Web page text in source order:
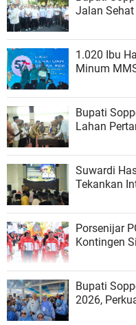
Jalan
1.020 Ibu
Minum
Bupati
Lahan
Suwardi
Tekankan
Porsenijar
Kontingen
Bupati
2026,